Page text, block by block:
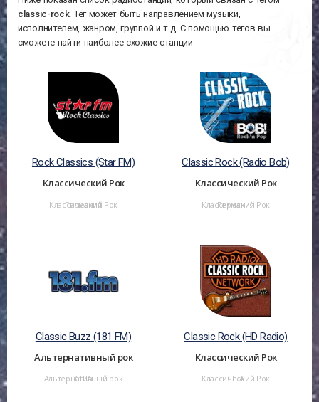
classic-rock. Тег может быть направлением музыки,
исполнителем, жанром, группой и т.д. С помощью тегов вы
сможете найти наиболее схожие станции
Rock Classics (Star FM)
Классический Рок
Классический Рок
Германия
Classic Rock (Radio Bob)
Классический Рок
Классический Рок
Германия
Classic Buzz (181 FM)
Альтернативный рок
Альтернативный рок
США
Classic Rock (HD Radio)
Классический Рок
Классический Рок
США